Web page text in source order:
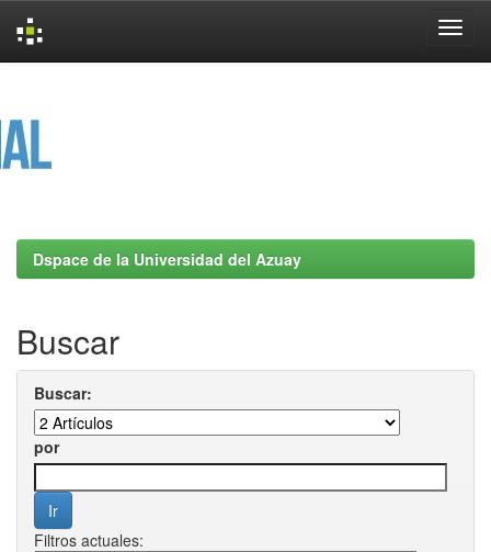
Dspace de la Universidad del Azuay
Buscar
Buscar:
por
Filtros actuales: